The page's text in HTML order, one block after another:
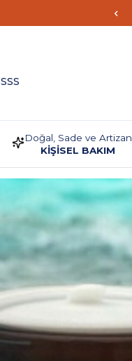
SSS
Doğal, Sade ve Artizan
KİŞİSEL BAKIM